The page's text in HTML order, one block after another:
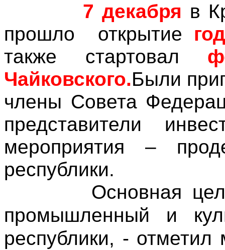
7 декабря в
прошло открытие
также стартовал
Чайковского.Были
члены Совета
представители
мероприятия –
республики.
Основная
промышленный и
республики, - отметил